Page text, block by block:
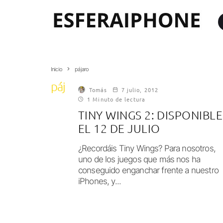
Inicio pájaro
pájaro Tomás
7 julio, 2012
1 Minuto de lectura
TINY WINGS 2: DISPONIBLE
EL 12 DE JULIO
¿Recordáis Tiny Wings? Para nosotros,
uno de los juegos que más nos ha
conseguido enganchar frente a nuestro
iPhones, y...